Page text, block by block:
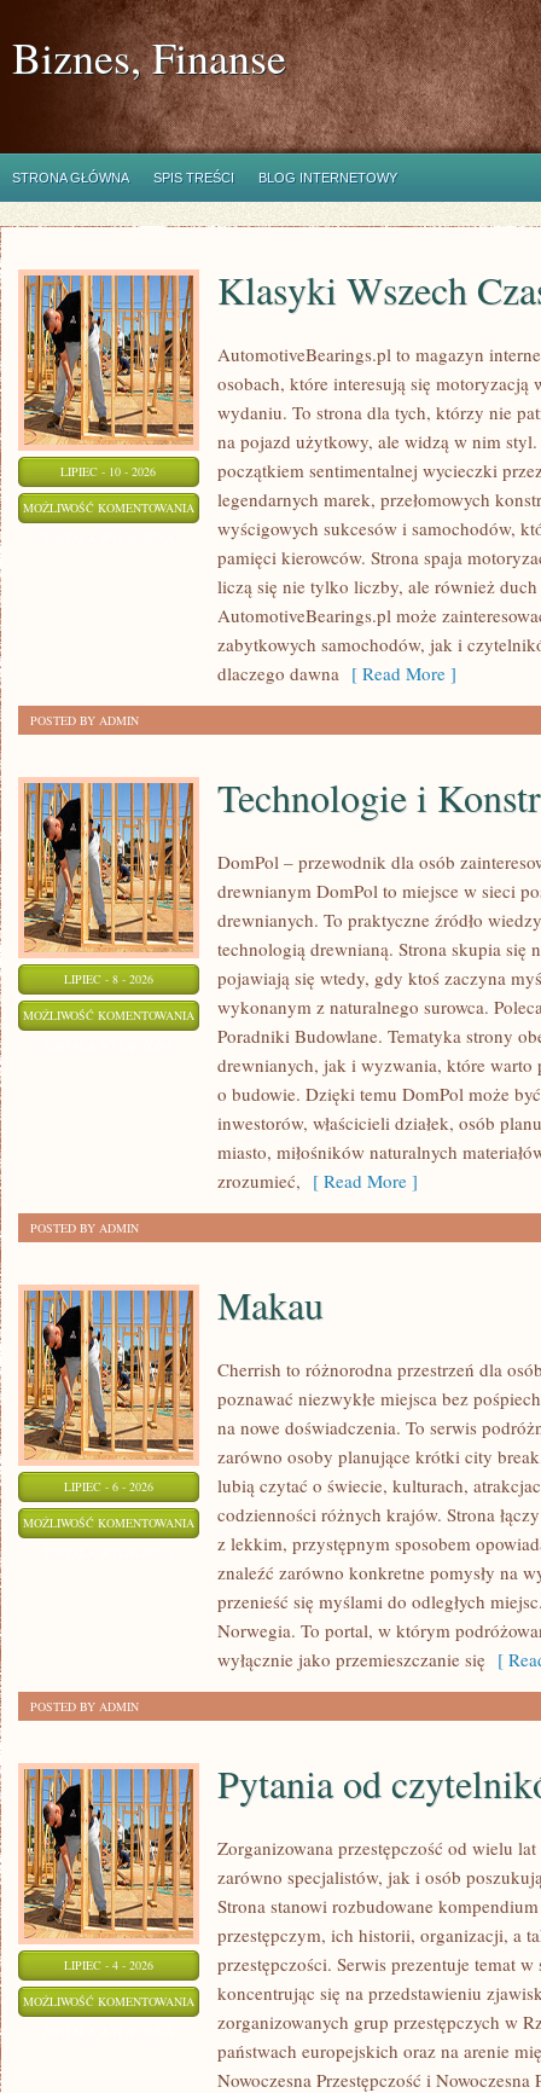
Biznes, Finanse
STRONA GŁÓWNA SPIS TREŚCI BLOG INTERNETOWY
LIPIEC - 10 - 2026
MOŻLIWOŚĆ KOMENTOWANIA KLASYKI
WSZECH
CZASÓW
Klasyki Wszech
AutomotiveBearings.pl to magazyn
osobach, które interesują się
wydaniu. To strona dla tych, którzy nie
na pojazd użytkowy, ale widzą w nim
początkiem sentimentalnej wycieczki
legendarnych marek, przełomowych
wyścigowych sukcesów i samochodów,
pamięci kierowców. Strona spaja
liczą się nie tylko liczby, ale również duch
AutomotiveBearings.pl może
zabytkowych samochodów, jak i
dlaczego dawna [ Read More ]
POSTED BY ADMIN
LIPIEC - 8 - 2026
MOŻLIWOŚĆ KOMENTOWANIA TECHNOLOGIE
KONSTRUKCJE
Technologie i
DomPol – przewodnik dla osób
drewnianym DomPol to miejsce w sieci
drewnianych. To praktyczne źródło
technologią drewnianą. Strona skupia się
pojawiają się wtedy, gdy ktoś zaczyna
wykonanym z naturalnego surowca.
Poradniki Budowlane. Tematyka strony
drewnianych, jak i wyzwania, które warto
o budowie. Dzięki temu DomPol może
inwestorów, właścicieli działek, osób
miasto, miłośników naturalnych
zrozumieć, [ Read More ]
POSTED BY ADMIN
LIPIEC - 6 - 2026
MOŻLIWOŚĆ KOMENTOWANIA MAKAU
Makau
Cherrish to różnorodna przestrzeń dla
poznawać niezwykłe miejsca bez
na nowe doświadczenia. To serwis
zarówno osoby planujące krótki city
lubią czytać o świecie, kulturach,
codzienności różnych krajów. Strona
z lekkim, przystępnym sposobem
znaleźć zarówno konkretne pomysły na
przenieść się myślami do odległych
Norwegia. To portal, w którym
wyłącznie jako przemieszczanie się [
POSTED BY ADMIN
LIPIEC - 4 - 2026
MOŻLIWOŚĆ KOMENTOWANIA PYTANIA
CZYTELNIKÓW
Pytania od
Zorganizowana przestępczość od wielu
zarówno specjalistów, jak i osób
Strona stanowi rozbudowane
przestępczym, ich historii, organizacji, a
przestępczości. Serwis prezentuje temat
koncentrując się na przedstawieniu
zorganizowanych grup przestępczych w
państwach europejskich oraz na arenie
Nowoczesna Przestępczość i Nowoczesna